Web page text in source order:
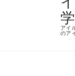
アイ
のア